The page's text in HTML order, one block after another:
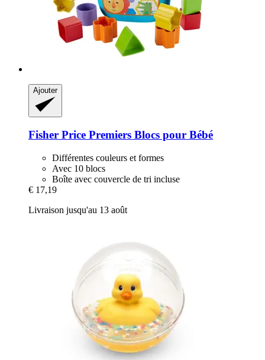
Ajouter
Fisher Price Premiers Blocs pour Bébé
Différentes couleurs et formes
Avec 10 blocs
Boîte avec couvercle de tri incluse
€ 17,19
Livraison jusqu'au 13 août